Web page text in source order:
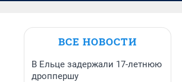
ВСЕ НОВОСТИ
В Ельце задержали 17-летнюю
дроппершу